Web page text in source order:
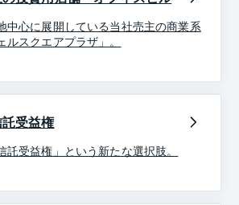
中心に展開している当社売主の商業系
ルスクエアプラザ」。
受益権
託受益権」という新たな選択肢。